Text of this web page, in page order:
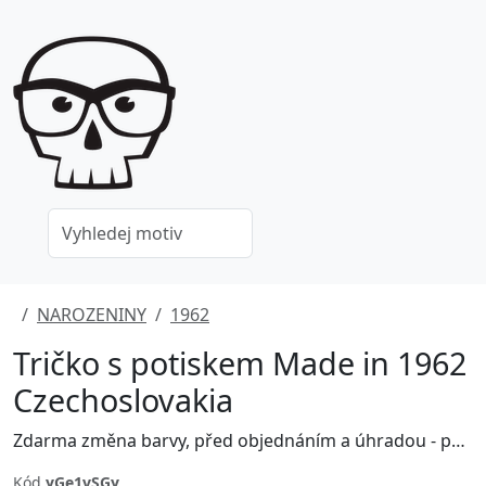
NAROZENINY 1962
Tričko s potiskem Made in 1962
Czechoslovakia
Zdarma změna barvy, před objednáním a úhradou - poptávejte na grafika@jinxshop.cz